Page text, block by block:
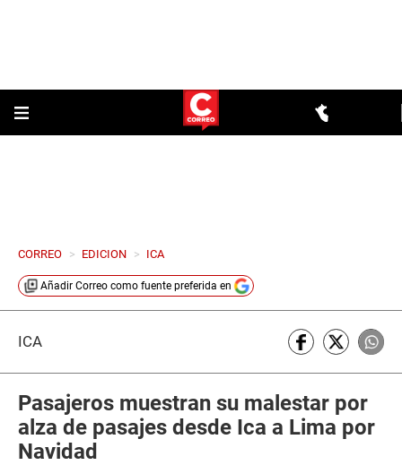
CORREO > EDICION > ICA
Añadir Correo como fuente preferida en
ICA
Pasajeros muestran su malestar por
alza de pasajes desde Ica a Lima por
Navidad